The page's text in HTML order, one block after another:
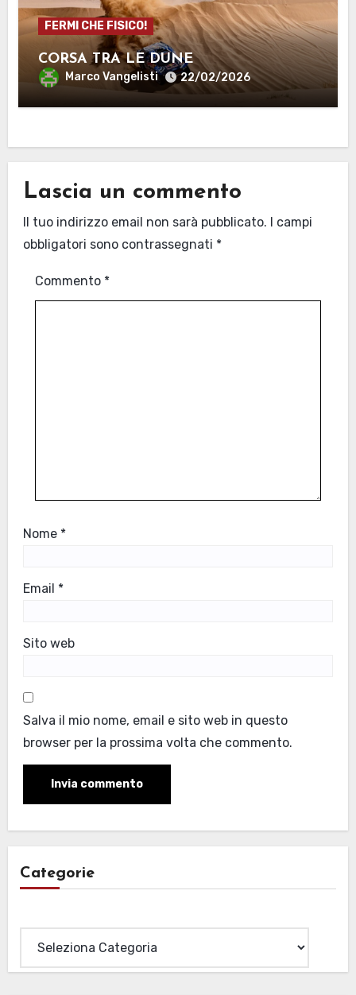
FERMI CHE FISICO!
CORSA TRA LE DUNE
Marco Vangelisti 22/02/2026
Lascia un commento
Il tuo indirizzo email non sarà pubblicato.
I campi
obbligatori sono contrassegnati *
Commento *
Nome *
Email *
Sito web
Salva il mio nome, email e sito web in questo
browser per la prossima volta che commento.
Categorie